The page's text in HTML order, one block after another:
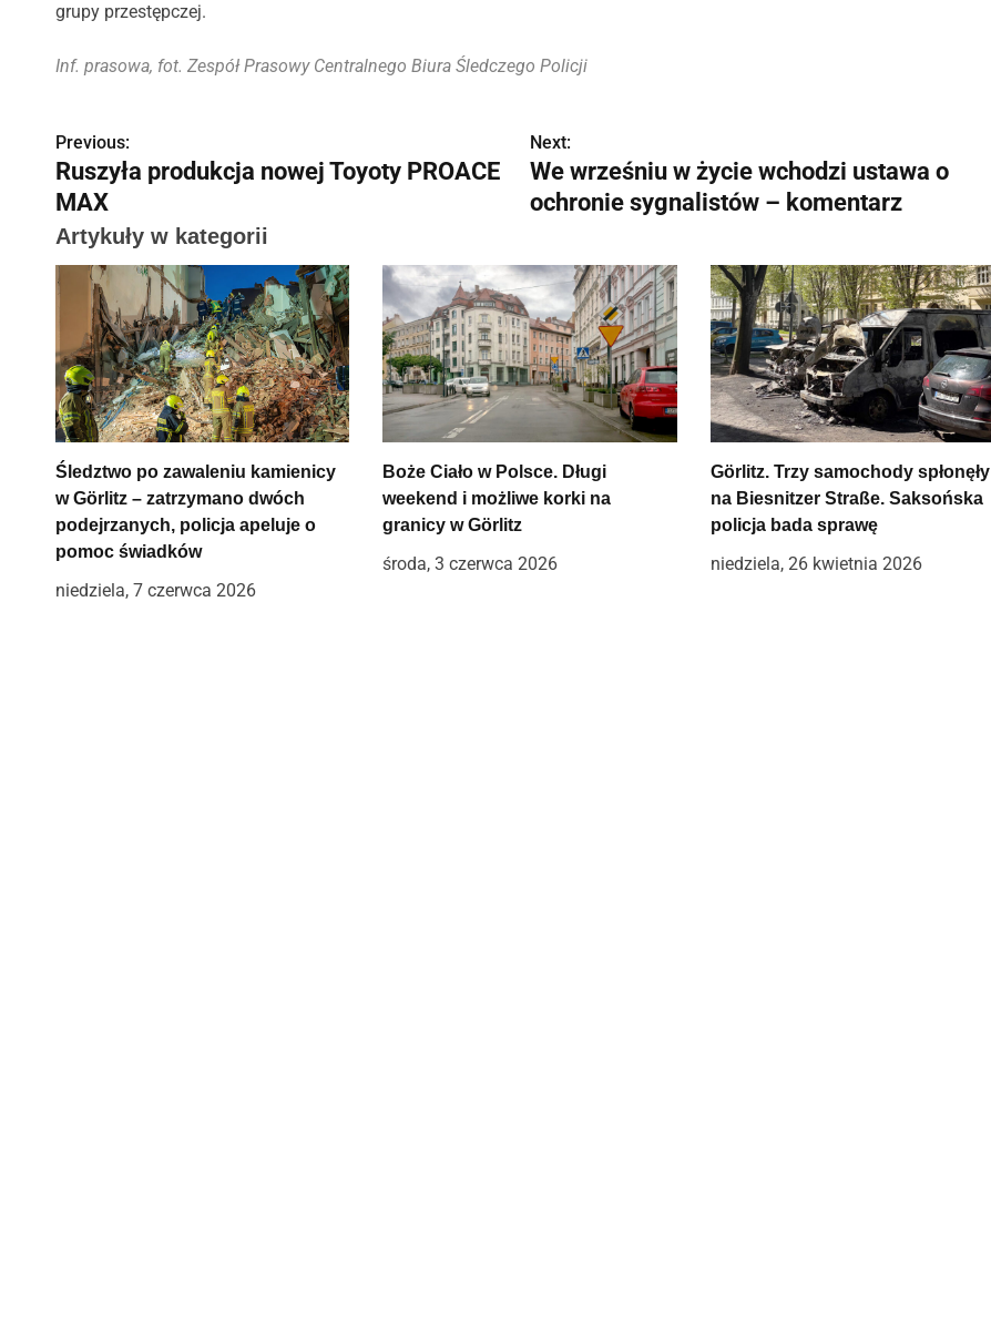
grupy przestępczej.
Inf. prasowa, fot. Zespół Prasowy Centralnego Biura Śledczego Policji
N
a
w
i
a
c
j
a
w
p
Previous:
Ruszyła produkcja nowej Toyoty PROACE
MAX
Next:
We wrześniu w życie wchodzi ustawa o
ochronie sygnalistów – komentarz
Artykuły w kategorii
Śledztwo po zawaleniu kamienicy
w Görlitz – zatrzymano dwóch
podejrzanych, policja apeluje o
pomoc świadków
niedziela, 7 czerwca 2026
Boże Ciało w Polsce. Długi
weekend i możliwe korki na
granicy w Görlitz
środa, 3 czerwca 2026
Görlitz. Trzy samochody spłonęły
na Biesnitzer Straße. Saksońska
policja bada sprawę
niedziela, 26 kwietnia 2026